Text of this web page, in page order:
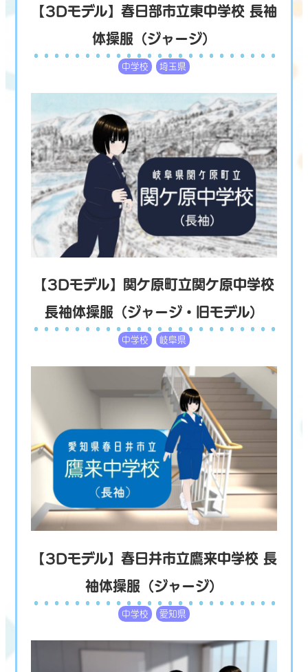
【3Dモデル】春日部市立東中学校 長袖
体操服（ジャージ）
中学校 埼玉県
【3Dモデル】関ケ原町立関ケ原中学校
長袖体操服（ジャージ・旧モデル）
中学校 岐阜県
【3Dモデル】春日井市立鷹来中学校 長
袖体操服（ジャージ）
中学校 愛知県